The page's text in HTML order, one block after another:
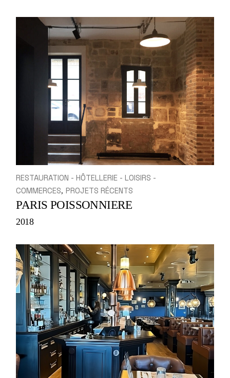
RESTAURATION - HÔTELLERIE - LOISIRS -
COMMERCES PROJETS RÉCENTS
PARIS POISSONNIERE
2018